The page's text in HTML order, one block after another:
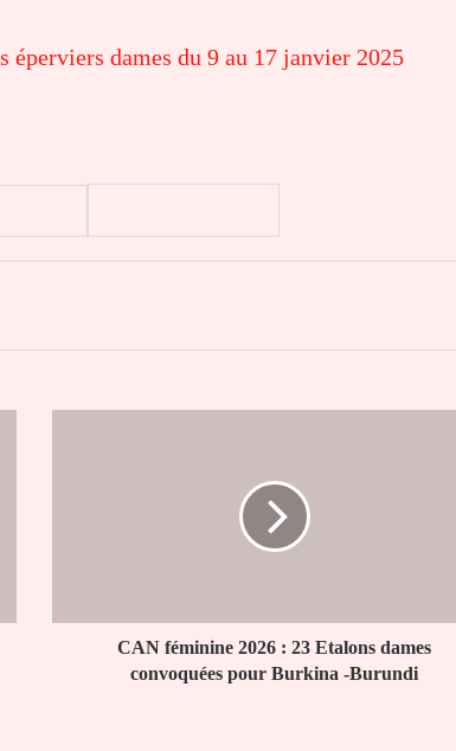
dames du 9 au 17 janvier 2025
pour
CAN féminine 2026 : 23 Etalons dames
convoquées pour Burkina -Burundi